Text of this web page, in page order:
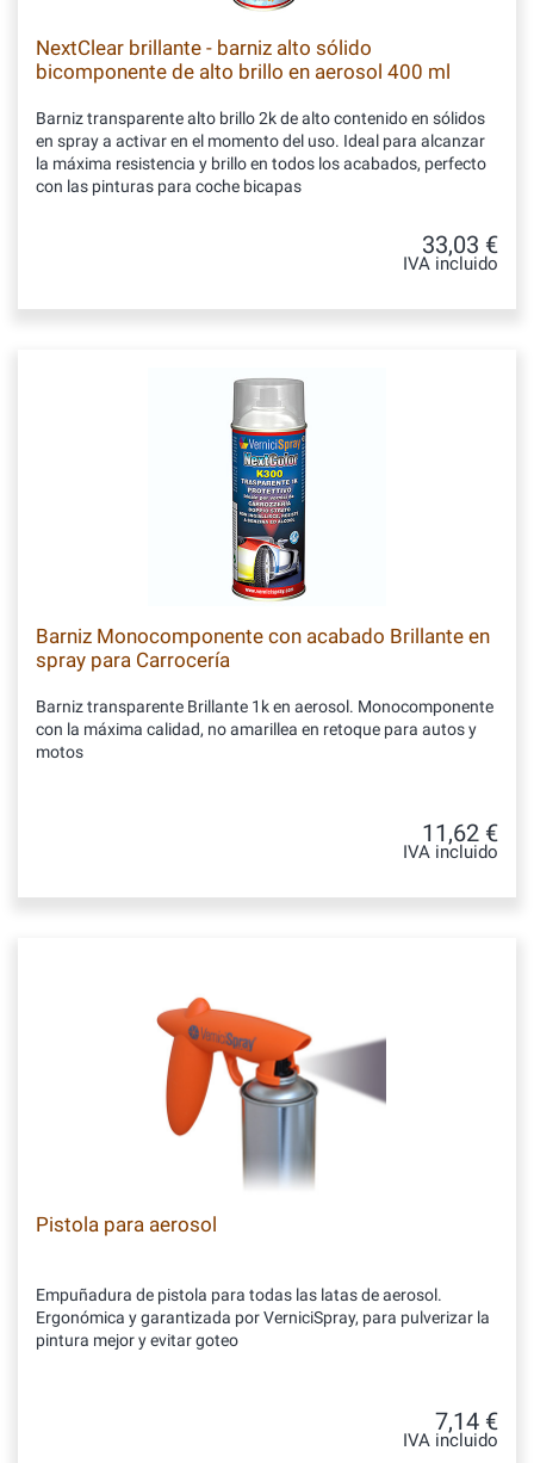
NextClear brillante - barniz alto sólido
bicomponente de alto brillo en aerosol 400 ml
Barniz transparente alto brillo 2k de alto contenido en sólidos
en spray a activar en el momento del uso. Ideal para alcanzar
la máxima resistencia y brillo en todos los acabados, perfecto
con las pinturas para coche bicapas
33,03 €
IVA incluido
Barniz Monocomponente con acabado Brillante en
spray para Carrocería
Barniz transparente Brillante 1k en aerosol. Monocomponente
con la máxima calidad, no amarillea en retoque para autos y
motos
11,62 €
IVA incluido
Pistola para aerosol
Empuñadura de pistola para todas las latas de aerosol.
Ergonómica y garantizada por VerniciSpray, para pulverizar la
pintura mejor y evitar goteo
7,14 €
IVA incluido